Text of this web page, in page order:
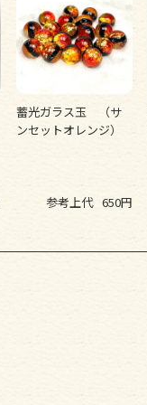
蓄光ガラス玉 （サ
ンセットオレンジ）
参考上代 650円